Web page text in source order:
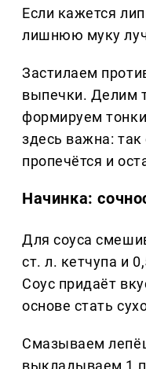
Если кажется
лишнюю муку
Застилаем
выпечки. Делим
формируем
здесь важна:
пропечётся и
Начинка:
Для соуса
ст. л. кетчупа и
Соус придаёт
основе стать
Смазываем
выкладываем 1